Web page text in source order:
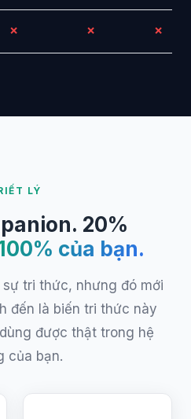
❌ ❌ ❌
LÝ
20%
của bạn.
tri thức, nhưng đó mới
đến là biến tri thức này
được thật trong hệ
của bạn.